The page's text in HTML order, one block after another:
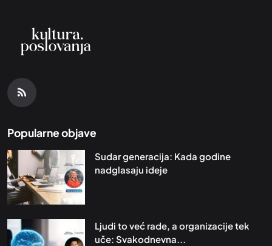
Popularne objave
Sudar generacija: Kada godine
nadglasaju ideje
Ljudi to već rade, a organizacije tek
uče: Svakodnevna...